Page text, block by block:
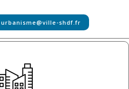
urbanisme@ville-shdf.fr